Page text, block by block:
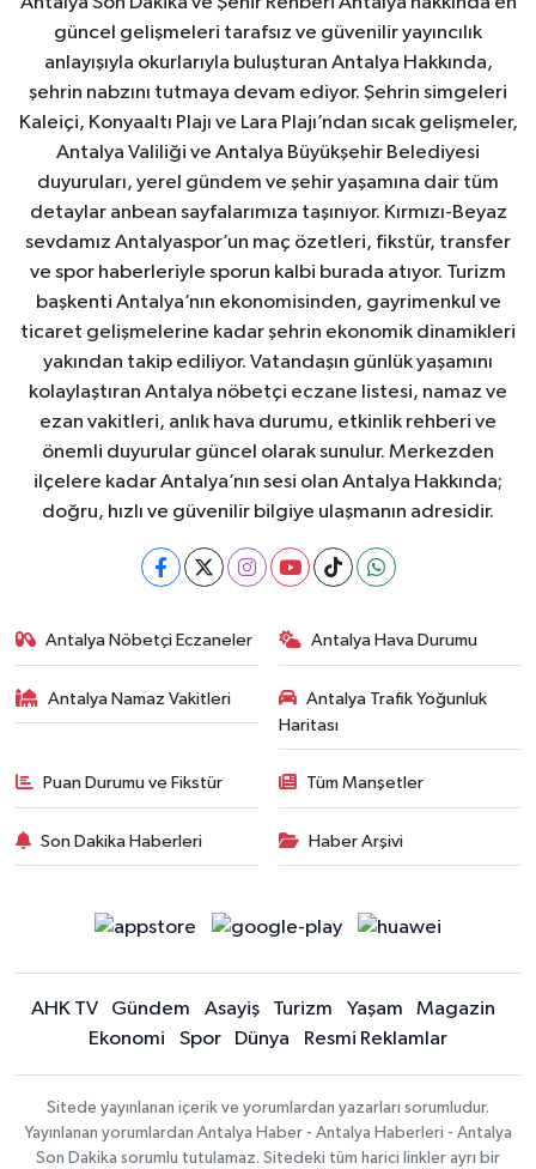
güncel gelişmeleri tarafsız ve güvenilir yayıncılık
anlayışıyla okurlarıyla buluşturan Antalya Hakkında,
şehrin nabzını tutmaya devam ediyor. Şehrin simgeleri
Kaleiçi, Konyaaltı Plajı ve Lara Plajı’ndan sıcak gelişmeler,
Antalya Valiliği ve Antalya Büyükşehir Belediyesi
duyuruları, yerel gündem ve şehir yaşamına dair tüm
detaylar anbean sayfalarımıza taşınıyor. Kırmızı-Beyaz
sevdamız Antalyaspor’un maç özetleri, fikstür, transfer
ve spor haberleriyle sporun kalbi burada atıyor. Turizm
başkenti Antalya’nın ekonomisinden, gayrimenkul ve
ticaret gelişmelerine kadar şehrin ekonomik dinamikleri
yakından takip ediliyor. Vatandaşın günlük yaşamını
kolaylaştıran Antalya nöbetçi eczane listesi, namaz ve
ezan vakitleri, anlık hava durumu, etkinlik rehberi ve
önemli duyurular güncel olarak sunulur. Merkezden
ilçelere kadar Antalya’nın sesi olan Antalya Hakkında;
doğru, hızlı ve güvenilir bilgiye ulaşmanın adresidir.
Antalya Nöbetçi Eczaneler Antalya Hava Durumu
Antalya Namaz Vakitleri
Antalya Trafik Yoğunluk
Haritası
Puan Durumu ve Fikstür Tüm Manşetler
Son Dakika Haberleri Haber Arşivi
AHK TV Gündem Asayiş Turizm Yaşam
Magazin
Ekonomi
Spor Dünya Resmi Reklamlar
Sitede yayınlanan içerik ve yorumlardan yazarları sorumludur.
Yayınlanan yorumlardan Antalya Haber - Antalya Haberleri - Antalya
Son Dakika sorumlu tutulamaz. Sitedeki tüm harici linkler ayrı bir